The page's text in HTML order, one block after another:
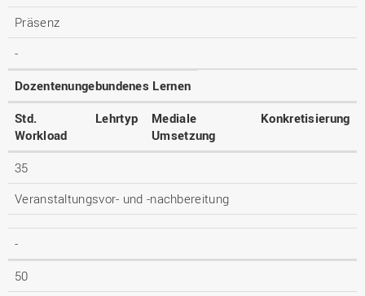
Präsenz
-
Dozentenungebundenes Lernen
Std.
Workload
Lehrtyp
Mediale
Umsetzung
Konkretisierung
35
Veranstaltungsvor- und -nachbereitung
-
50